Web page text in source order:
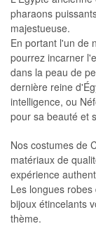
pharaons
majestueuse.
En portant l'un de
pourrez incarner
dans la peau de
dernière reine
intelligence, ou
pour sa beauté et
Nos costumes de
matériaux de
expérience
Les longues
bijoux étincelants
thème.